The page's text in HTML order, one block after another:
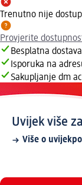
Trenutno nije
Provjerite
Besplatna
Isporuka na
Sakupljanje dm
Uvijek više
Više o